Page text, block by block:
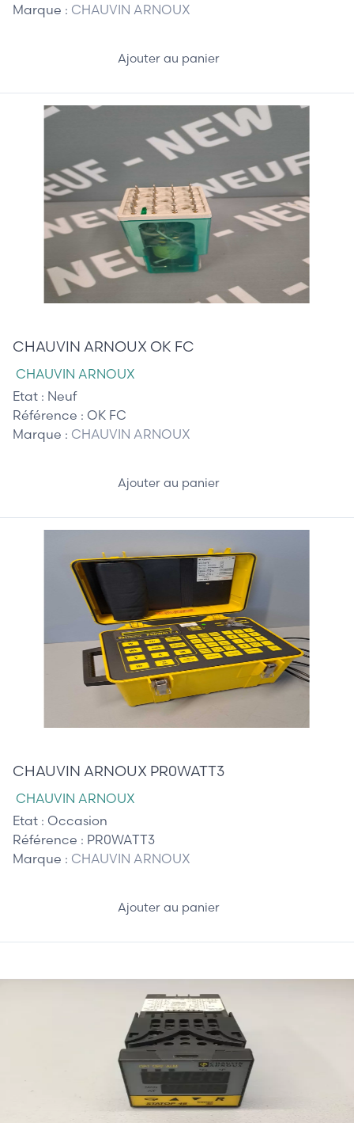
Marque : CHAUVIN ARNOUX
Ajouter au panier
CHAUVIN ARNOUX OK FC
CHAUVIN ARNOUX
Etat : Neuf
Référence : OK FC
Marque : CHAUVIN ARNOUX
Ajouter au panier
CHAUVIN ARNOUX PR0WATT3
CHAUVIN ARNOUX
Etat : Occasion
Référence : PR0WATT3
Marque : CHAUVIN ARNOUX
Ajouter au panier